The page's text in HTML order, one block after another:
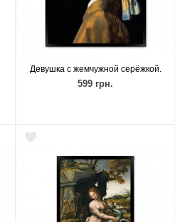
Девушка с жемчужной серёжкой.
599 грн.